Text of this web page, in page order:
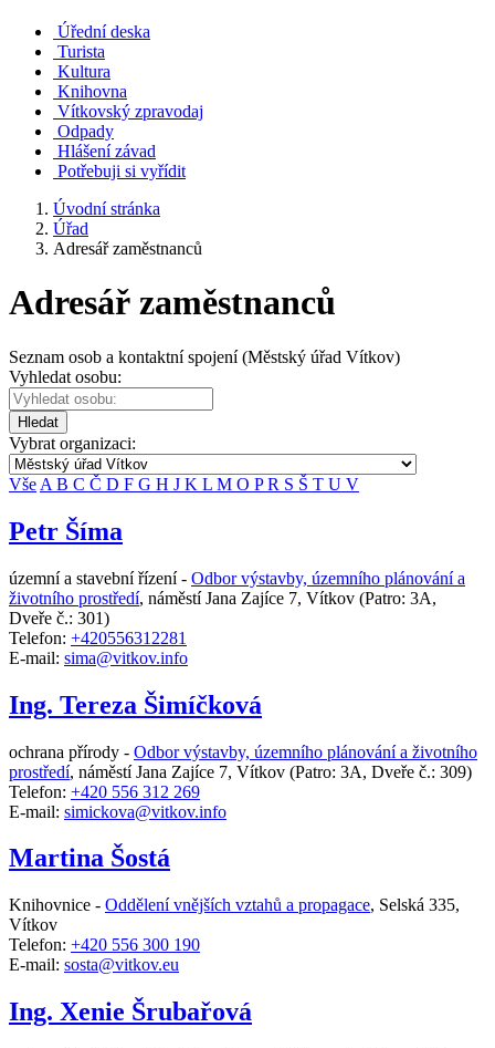
Úřední deska
Turista
Kultura
Knihovna
Vítkovský zpravodaj
Odpady
Hlášení závad
Potřebuji si vyřídit
Úvodní stránka
Úřad
Adresář zaměstnanců
Adresář zaměstnanců
Seznam osob a kontaktní spojení (Městský úřad Vítkov)
Vyhledat osobu:
Hledat
Vybrat organizaci:
Vše A B C Č D F G H J K L M O PR S Š T U V
Petr Šíma
územní a stavební řízení - Odbor výstavby, územního plánování a
životního prostředí, náměstí Jana Zajíce 7, Vítkov (Patro: 3A,
Dveře č.: 301)
Telefon: +420556312281
E-mail: sima@vitkov.info
Ing. Tereza Šimíčková
ochrana přírody - Odbor výstavby, územního plánování a životního
prostředí, náměstí Jana Zajíce 7, Vítkov (Patro: 3A, Dveře č.: 309)
Telefon: +420 556 312 269
E-mail: simickova@vitkov.info
Martina Šostá
Knihovnice - Oddělení vnějších vztahů a propagace, Selská 335,
Vítkov
Telefon: +420 556 300 190
E-mail: sosta@vitkov.eu
Ing. Xenie Šrubařová